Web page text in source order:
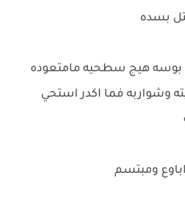
بسده
بوسه هيج سطحيه مامتعوده
وشواربه فما اكدر استحي
ومبتسم